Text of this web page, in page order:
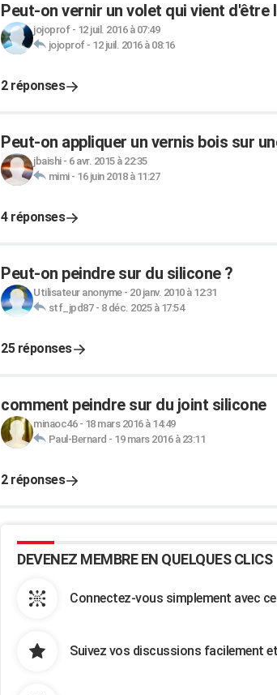
Peut-on vernir un volet qui vient d'être
jojoprof- 12 juil. 2016 à 07:49
jojoprof- 12 juil. 2016 à 08:16
2 réponses
Peut-on appliquer un vernis bois sur
jbaishi- 6 avr. 2015 à 22:35
mimi- 16 juin 2018 à 11:27
4 réponses
Peut-on peindre sur du silicone ?
Utilisateur anonyme- 20 janv. 2010 à 12:31
stf_jpd87- 8 déc. 2025 à 17:54
25 réponses
comment peindre sur du joint silicone
minaoc46- 18 mars 2016 à 14:49
Paul-Bernard - 19 mars 2016 à 23:11
2 réponses
DEVENEZ MEMBRE EN QUELQUES CLICS
Connectez-vous simplement avec
Suivez vos discussions facilement